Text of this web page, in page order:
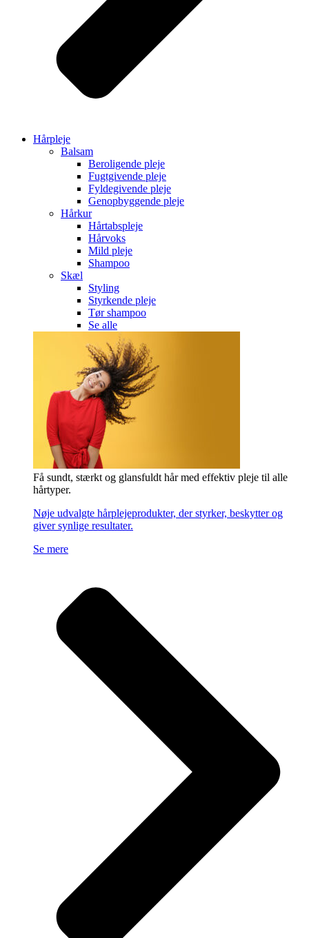
Hårpleje
Balsam
Beroligende pleje
Fugtgivende pleje
Fyldegivende pleje
Genopbyggende pleje
Hårkur
Hårtabspleje
Hårvoks
Mild pleje
Shampoo
Skæl
Styling
Styrkende pleje
Tør shampoo
Se alle
Få sundt, stærkt og glansfuldt hår med effektiv pleje til alle
hårtyper.
Nøje udvalgte hårplejeprodukter, der styrker, beskytter og
giver synlige resultater.
Se mere